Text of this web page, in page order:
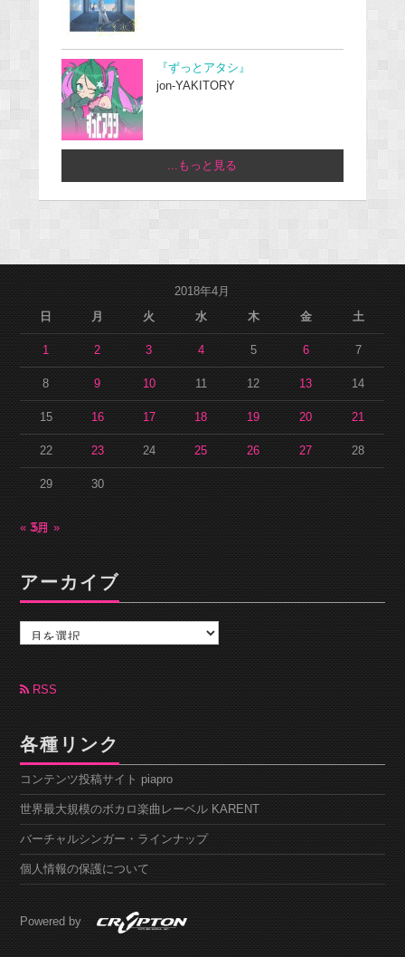
『ずっとアタシ』
jon-YAKITORY
...もっと見る
2018年4月
日
月 火 水 木 金 土
1 2 3 4 5 6 7
8 9 10 11 12 13 14
15 16 17 18 19 20 21
22 23 24 25 26 27 28
29 30
« 3月5月 »
アーカイブ
カ
ブ RSS
各種リンク
コンテンツ投稿サイト piapro
世界最大規模のボカロ楽曲レーベル KARENT
バーチャルシンガー・ラインナップ
個人情報の保護について
Powered by